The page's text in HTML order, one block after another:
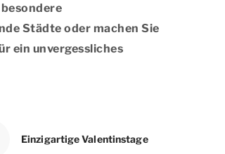
Städte oder machen Sie
ein unvergessliches
Einzigartige Valentinstage